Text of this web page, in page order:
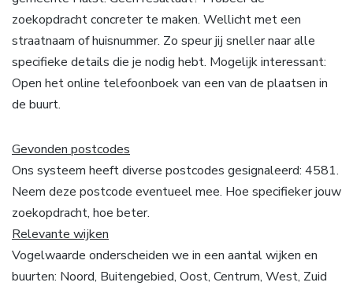
zoekopdracht concreter te maken. Wellicht met een
straatnaam of huisnummer. Zo speur jij sneller naar alle
specifieke details die je nodig hebt. Mogelijk interessant:
Open het online telefoonboek van een van de plaatsen in
de buurt.
Gevonden postcodes
Ons systeem heeft diverse postcodes gesignaleerd: 4581.
Neem deze postcode eventueel mee. Hoe specifieker jouw
zoekopdracht, hoe beter.
Relevante wijken
Vogelwaarde onderscheiden we in een aantal wijken en
buurten: Noord, Buitengebied, Oost, Centrum, West, Zuid